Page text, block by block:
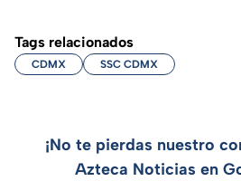
Tags relacionados
CDMX SSC CDMX
¡No te pierdas nuestro
Azteca Noticias en